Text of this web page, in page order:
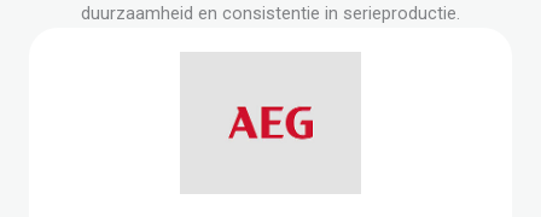
duurzaamheid en consistentie in serieproductie.